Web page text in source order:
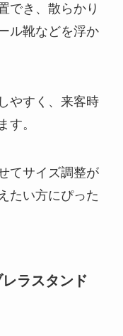
でき、散らかり
ル靴などを浮か
やすく、来客時
す。
てサイズ調整が
たい方にぴった
ラスタンド